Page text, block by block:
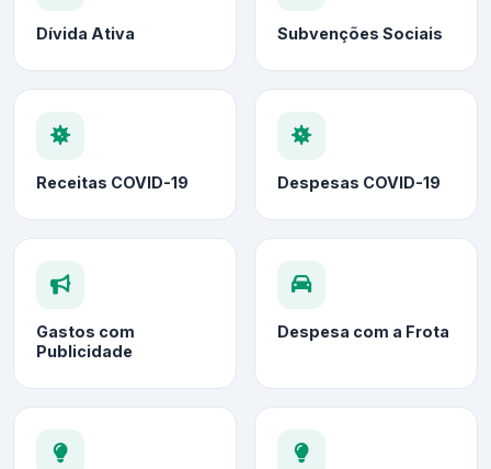
Dívida Ativa Subvenções Sociais
Receitas COVID-19 Despesas COVID-19
Gastos com
Publicidade
Despesa com a Frota